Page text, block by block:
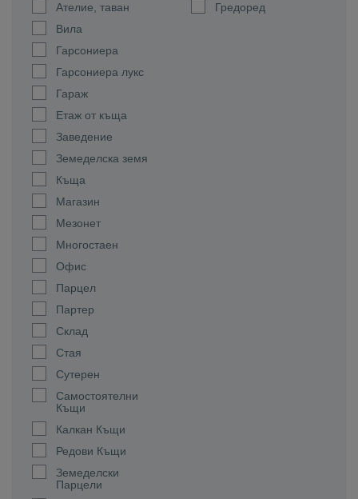
Ателие, таван
Вила
Гарсониера
Гарсониера лукс
Гараж
Етаж от къща
Заведение
Земеделска земя
Къща
Магазин
Мезонет
Многостаен
Офис
Парцел
Партер
Склад
Стая
Сутерен
Самостоятелни
Къщи
Калкан Къщи
Редови Къщи
Земеделски
Парцели
Гредоред